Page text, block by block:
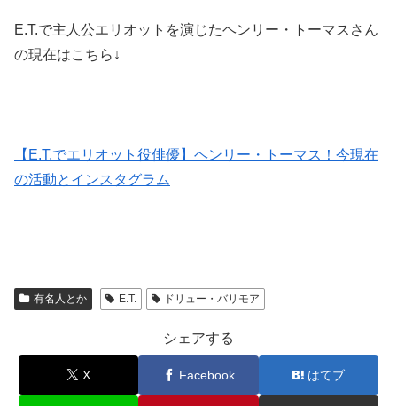
E.T.で主人公エリオットを演じたヘンリー・トーマスさん
の現在はこちら↓
【E.T.でエリオット役俳優】ヘンリー・トーマス！今現在
の活動とインスタグラム
有名人とか E.T. ドリュー・バリモア
シェアする
X Facebook はてブ